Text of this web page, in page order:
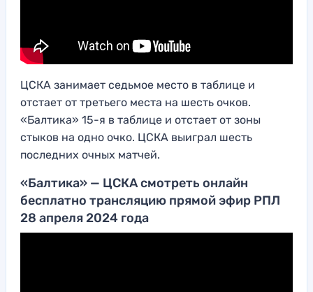
ЦСКА занимает седьмое место в таблице и
отстает от третьего места на шесть очков.
«Балтика» 15-я в таблице и отстает от зоны
стыков на одно очко. ЦСКА выиграл шесть
последних очных матчей.
«Балтика» — ЦСКА смотреть онлайн
бесплатно трансляцию прямой эфир РПЛ
28 апреля 2024 года